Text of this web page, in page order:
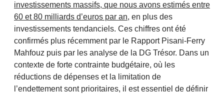
investissements massifs, que nous avons estimés entre
60 et 80 milliards d’euros par an, en plus des
investissements tendanciels. Ces chiffres ont été
confirmés plus récemment par le Rapport Pisani-Ferry
Mahfouz puis par les analyse de la DG Trésor. Dans un
contexte de forte contrainte budgétaire, où les
réductions de dépenses et la limitation de
l’endettement sont prioritaires, il est essentiel de définir